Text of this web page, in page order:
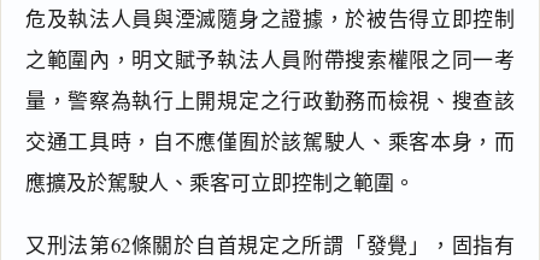
危及執法人員與湮滅隨身之證據，於被告得立即控制
之範圍內，明文賦予執法人員附帶搜索權限之同一考
量，警察為執行上開規定之行政勤務而檢視、搜查該
交通工具時，自不應僅囿於該駕駛人、乘客本身，而
應擴及於駕駛人、乘客可立即控制之範圍。
又刑法第62條關於自首規定之所謂「發覺」，固指有